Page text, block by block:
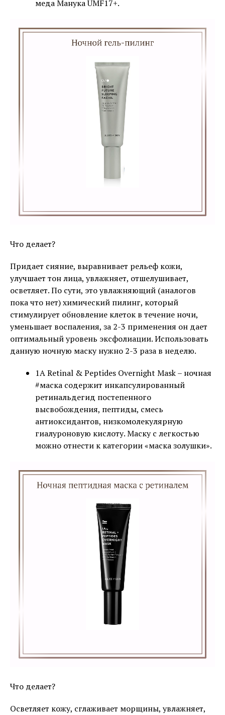
меда Манука UMF17+.
Что делает?
Придает сияние, выравнивает рельеф кожи,
улучшает тон лица, увлажняет, отшелушивает,
осветляет. По сути, это увлажняющий (аналогов
пока что нет) химический пилинг, который
стимулирует обновление клеток в течение ночи,
уменьшает воспаления, за 2-3 применения он дает
оптимальный уровень эксфолиации. Использовать
данную ночную маску нужно 2-3 раза в неделю.
1A Retinal & Peptides Overnight Mask – ночная
#маска содержит инкапсулированный
ретинальдегид постепенного
высвобождения, пептиды, смесь
антиоксидантов, низкомолекулярную
гиалуроновую кислоту. Маску с легкостью
можно отнести к категории «маска золушки».
Что делает?
Осветляет кожу, сглаживает морщины, увлажняет,